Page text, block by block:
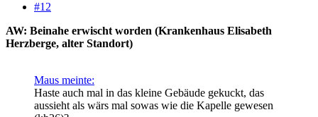
#12
AW: Beinahe erwischt worden (Krankenhaus Elisabeth
Herzberge, alter Standort)
Maus meinte:
Haste auch mal in das kleine Gebäude gekuckt, das
aussieht als wärs mal sowas wie die Kapelle gewesen